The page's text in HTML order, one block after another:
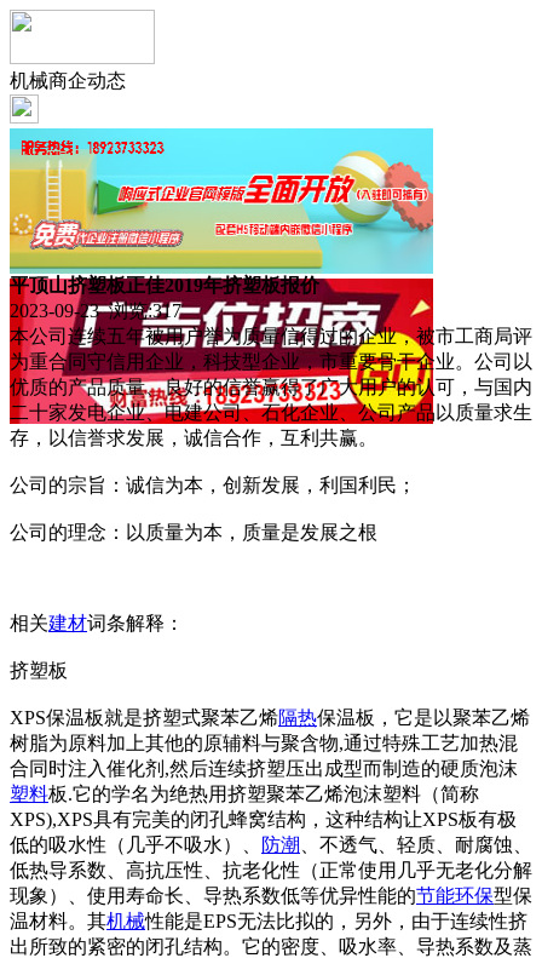
机械商企动态
平顶山挤塑板正佳2019年挤塑板报价
2023-09-23 浏览:317
本公司连续五年被用户誉为质量信得过的企业，被市工商局评
为重合同守信用企业，科技型企业，市重要骨干企业。公司以
优质的产品质量、良好的信誉赢得了广大用户的认可，与国内
二十家发电企业、电建公司、石化企业、公司产品以质量求生
存，以信誉求发展，诚信合作，互利共赢。
公司的宗旨：诚信为本，创新发展，利国利民；
公司的理念：以质量为本，质量是发展之根
相关建材词条解释：
挤塑板
XPS保温板就是挤塑式聚苯乙烯隔热保温板，它是以聚苯乙烯
树脂为原料加上其他的原辅料与聚含物,通过特殊工艺加热混
合同时注入催化剂,然后连续挤塑压出成型而制造的硬质泡沫
塑料板.它的学名为绝热用挤塑聚苯乙烯泡沫塑料（简称
XPS),XPS具有完美的闭孔蜂窝结构，这种结构让XPS板有极
低的吸水性（几乎不吸水）、
防潮
、不透气、轻质、耐腐蚀、
低热导系数、高抗压性、抗老化性（正常使用几乎无老化分解
现象）、使用寿命长、导热系数低等优异性能的节能环保型保
温材料。其机械性能是EPS无法比拟的，另外，由于连续性挤
出所致的紧密的闭孔结构。它的密度、吸水率、导热系数及蒸